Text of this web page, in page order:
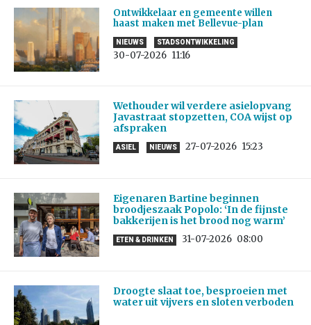
Ontwikkelaar en gemeente willen
haast maken met Bellevue-plan
NIEUWS STADSONTWIKKELING
30-07-2026 11:16
Wethouder wil verdere asielopvang
Javastraat stopzetten, COA wijst op
afspraken
ASIEL NIEUWS 27-07-2026 15:23
Eigenaren Bartine beginnen
broodjeszaak Popolo: ‘In de fijnste
bakkerijen is het brood nog warm’
ETEN & DRINKEN 31-07-2026 08:00
Droogte slaat toe, besproeien met
water uit vijvers en sloten verboden